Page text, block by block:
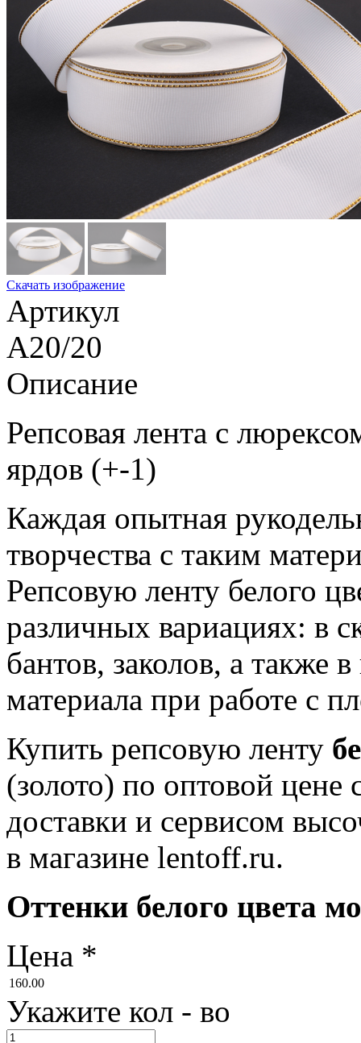
Скачать изображение
Артикул
A20/20
Описание
Репсовая лента с
ярдов (+-1)
Каждая опытная
творчества с таким
Репсовую ленту белого
различных вариациях: в
бантов, заколов, а также
материала при работе с
Купить репсовую ленту
(золото) по оптовой
доставки и сервисом
в магазине lentoff.ru.
Оттенки белого цвета
Цена *
160.00
Укажите кол - во